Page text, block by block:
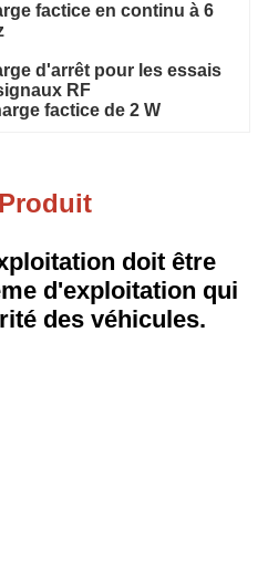
factice en continu à 6
d'arrêt pour les essais
RF
factice de 2 W
doit être
d'exploitation qui
des véhicules.